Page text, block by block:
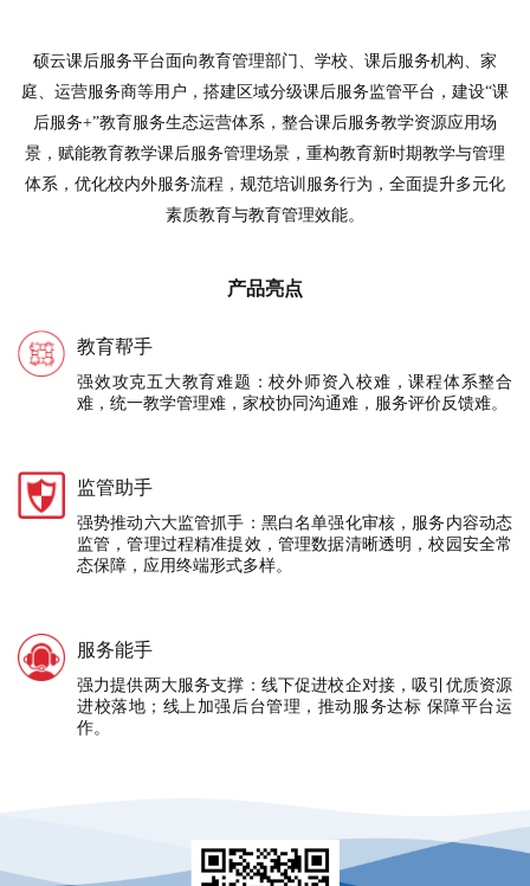
硕云课后服务平台面向教育管理部门、学校、课后服务机构、家
庭、运营服务商等用户，搭建区域分级课后服务监管平台，建设“课
后服务+”教育服务生态运营体系，整合课后服务教学资源应用场
景，赋能教育教学课后服务管理场景，重构教育新时期教学与管理
体系，优化校内外服务流程，规范培训服务行为，全面提升多元化
素质教育与教育管理效能。
产品亮点
教育帮手
强效攻克五大教育难题：校外师资入校难，课程体系整合
难，统一教学管理难，家校协同沟通难，服务评价反馈难。
监管助手
强势推动六大监管抓手：黑白名单强化审核，服务内容动态
监管，管理过程精准提效，管理数据清晰透明，校园安全常
态保障，应用终端形式多样。
服务能手
强力提供两大服务支撑：线下促进校企对接，吸引优质资源
进校落地；线上加强后台管理，推动服务达标 保障平台运
作。